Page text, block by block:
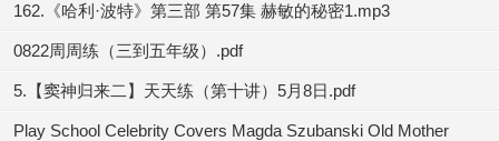
162.《哈利·波特》第三部 第57集 赫敏的秘密1.mp3
0822周周练（三到五年级）.pdf
5.【窦神归来二】天天练（第十讲）5月8日.pdf
Play School Celebrity Covers Magda Szubanski Old Mother